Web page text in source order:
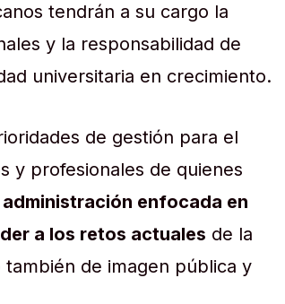
tendrán a su cargo la
y la responsabilidad de
universitaria en crecimiento.
de gestión para el
y profesionales de quienes
administración enfocada en
a los retos actuales de la
de imagen pública y